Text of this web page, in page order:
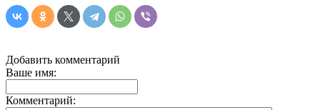
Добавить комментарий
Ваше имя:
Комментарий: